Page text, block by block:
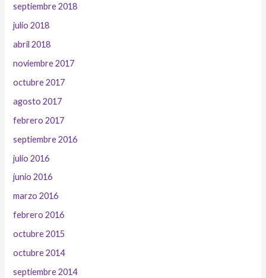
septiembre 2018
julio 2018
abril 2018
noviembre 2017
octubre 2017
agosto 2017
febrero 2017
septiembre 2016
julio 2016
junio 2016
marzo 2016
febrero 2016
octubre 2015
octubre 2014
septiembre 2014